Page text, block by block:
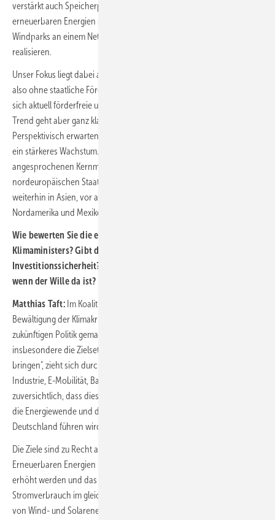
verstärkt auch Speicherprojekte, Kombinationen von Speichern und
erneuerbaren Energien sowie Hybridprojekte mit Solar- und
Windparks an einem Netzanschluss, z.B. in Deutschland und in UK,
realisieren.
Unser Fokus liegt dabei auf der Realisierung von Projekten über PPAs,
also ohne staatliche Förderinstrumente. In unserer Pipeline halten
sich aktuell förderfreie und geförderte Projekte noch die Waage, der
Trend geht aber ganz klar in Richtung förderfreie Projekte.
Perspektivisch erwarten wir auch in den osteuropäischen Ländern
ein stärkeres Wachstum. Im Windbereich rücken neben den zuvor
angesprochenen Kernmärkten Länder wie Südafrika und die
nordeuropäischen Staaten weiter in den Fokus. Wir sind auch
weiterhin in Asien, vor allem Südkorea und Vietnam aktiv, sowie in
Nordamerika und Mexiko.
Wie bewerten Sie die ersten Ansätze der Ampel und des
Klimaministers? Gibt die positive Stimmung der Branche
Investitionssicherheit? Oder sind die Hürden zu hoch, selbst
wenn der Wille da ist?
Matthias Taft: Im Koalitionsvertrag haben SPD, Grüne und FPD die
Bewältigung der Klimakrise wie erhofft zur zentralen Säule ihrer
zukünftigen Politik gemacht. Das Thema Klimaschutz und
insbesondere die Zielsetzung, "Deutschland auf den 1,5-Grad-Pfad zu
bringen", zieht sich durch alle relevanten Politikfelder wie Energie,
Industrie, E-Mobilität, Bau und Landwirtschaft. Wir sind sehr
zuversichtlich, dass dies zu dem so dringend notwendigen Schub für
die Energiewende und den Ausbau der Erneuerbaren Energien in
Deutschland führen wird.
Die Ziele sind zu Recht ambitioniert. Bis 2030 soll der Anteil der
Erneuerbaren Energien im Strombereich von derzeit 40-50 % auf 80 %
erhöht werden und das bei einem deutlich steigenden
Stromverbrauch im gleichen Zeitraum. Dies erfordert einen Ausbau
von Wind- und Solarenergie auf 320 GW bis 350 GW bis 2030 – eine